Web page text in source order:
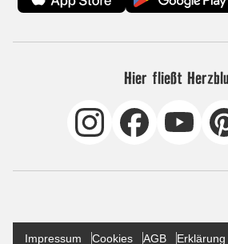
Hier fließt
Impressum Cookies AGB